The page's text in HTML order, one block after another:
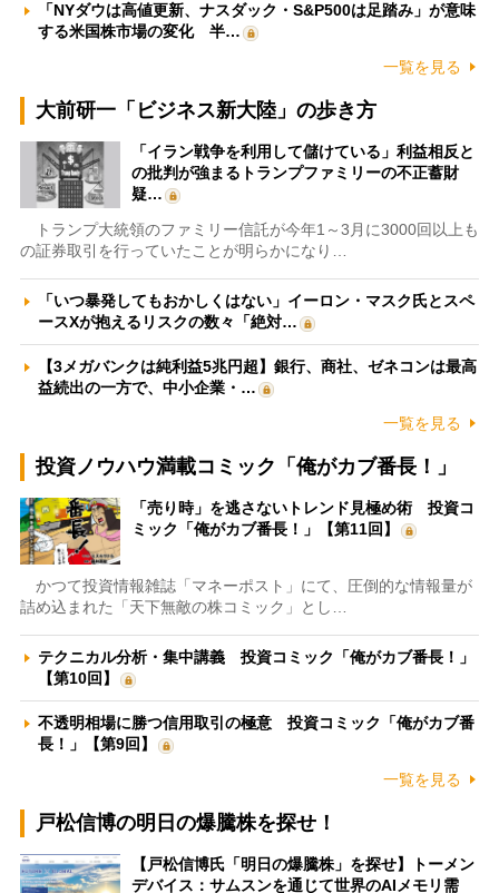
「NYダウは高値更新、ナスダック・S&P500は足踏み」が意味
する米国株市場の変化 半…
一覧を見る
大前研一「ビジネス新大陸」の歩き方
「イラン戦争を利用して儲けている」利益相反と
の批判が強まるトランプファミリーの不正蓄財
疑…
トランプ大統領のファミリー信託が今年1～3月に3000回以上も
の証券取引を行っていたことが明らかになり…
「いつ暴発してもおかしくはない」イーロン・マスク氏とスペ
ースXが抱えるリスクの数々「絶対…
【3メガバンクは純利益5兆円超】銀行、商社、ゼネコンは最高
益続出の一方で、中小企業・…
一覧を見る
投資ノウハウ満載コミック「俺がカブ番長！」
「売り時」を逃さないトレンド見極め術 投資コ
ミック「俺がカブ番長！」【第11回】
かつて投資情報雑誌「マネーポスト」にて、圧倒的な情報量が
詰め込まれた「天下無敵の株コミック」とし…
テクニカル分析・集中講義 投資コミック「俺がカブ番長！」
【第10回】
不透明相場に勝つ信用取引の極意 投資コミック「俺がカブ番
長！」【第9回】
一覧を見る
戸松信博の明日の爆騰株を探せ！
【戸松信博氏「明日の爆騰株」を探せ】トーメン
デバイス：サムスンを通じて世界のAIメモリ需